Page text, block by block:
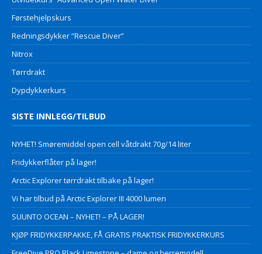
Førstehjelpskurs
Redningsdykker “Rescue Diver”
Nitrox
Tørrdrakt
Dypdykkerkurs
SISTE INNLEGG/TILBUD
NYHET! Smøremiddel open cell våtdrakt 70g/14 liter
Fridykkerflåter på lager!
Arctic Explorer tørrdrakt tilbake på lager!
Vi har tilbud på Arctic Explorer III 4000 lumen
SUUNTO OCEAN – NYHET! – PÅ LAGER!
KJØP FRIDYKKERPAKKE, FÅ GRATIS PRAKTISK FRIDYKKERKURS